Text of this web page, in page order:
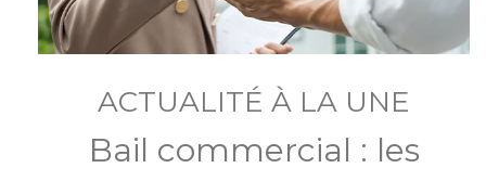
ACTUALITÉ À LA UNE
Bail commercial : les